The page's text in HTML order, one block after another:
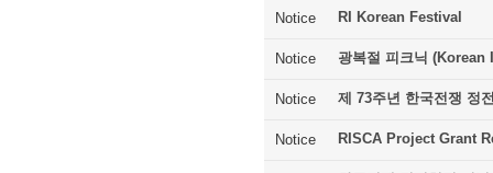
Notice RI Korean Festival
Notice 광복절 피크닉
Notice 제 73주년 한국전쟁 정
Notice RISCA Project Grant